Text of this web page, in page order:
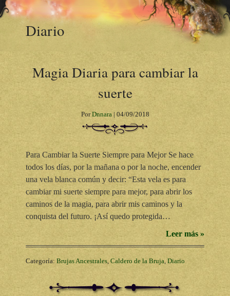
Diario
Magia Diaria para cambiar la
suerte
PorDnnara| 04/09/2018
Para Cambiar la Suerte Siempre para Mejor Se hace
todos los días, por la mañana o por la noche, encender
una vela blanca común y decir: “Esta vela es para
cambiar mi suerte siempre para mejor, para abrir los
caminos de la magia, para abrir mis caminos y la
conquista del futuro. ¡Así quedo protegida…
Leer más »
Categoría: Brujas Ancestrales, Caldero de la Bruja, Diario